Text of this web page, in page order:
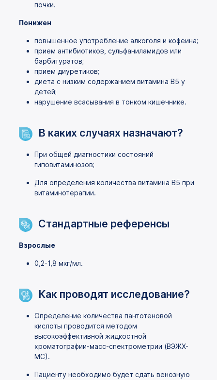
почки.
Понижен
повышенное употребление алкоголя и кофеина;
прием антибиотиков, сульфаниламидов или
барбитуратов;
прием диуретиков;
диета с низким содержанием витамина B5 у
детей;
нарушение всасывания в тонком кишечнике.
В каких случаях назначают?
При общей диагностики состояний
гиповитаминозов;
Для определения количества витамина B5 при
витаминотерапии.
Стандартные референсы
Взрослые
0,2-1,8 мкг/мл.
Как проводят исследование?
Определение количества пантотеновой
кислоты проводится методом
высокоэффективной жидкостной
хроматографии-масс-спектрометрии (ВЭЖХ-
МС).
Пациенту необходимо будет сдать венозную